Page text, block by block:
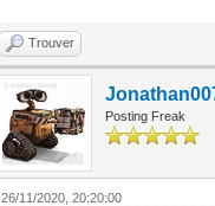
Trouver
Posting Freak
26/11/2020, 20:20:00